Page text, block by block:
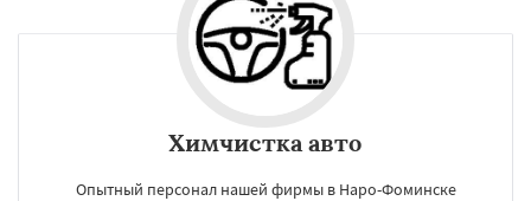
Химчистка авто
Опытный персонал нашей фирмы в Наро-Фоминске